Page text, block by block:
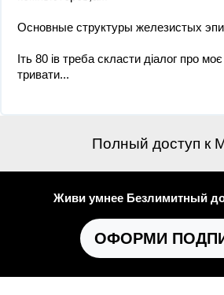
Основные структуры железистых
Іть 80 ів треба скласти діалог про
тривати...
Полный доступ к
Живи умнее Безлимитный
ОФОРМИ